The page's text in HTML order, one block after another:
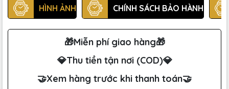
HÌNH ẢNH CHÍNH SÁCH BẢO HÀNH
🎁Miễn phí giao hàng🎁
💎Thu tiền tận nơi (COD)💎
🤝Xem hàng trước khi thanh toán🤝